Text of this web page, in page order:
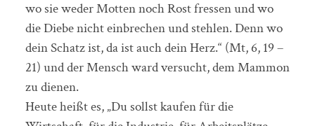
wo sie weder Motten noch Rost fressen und wo
die Diebe nicht einbrechen und stehlen. Denn wo
dein Schatz ist, da ist auch dein Herz.“ (Mt, 6, 19 –
21) und der Mensch ward versucht, dem Mammon
zu dienen.
Heute heißt es, „Du sollst kaufen für die